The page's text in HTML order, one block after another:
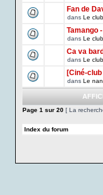
Fan de
dans Le
Tamango
dans Le
Ca va
dans Le
[Ciné-
dans Le
Page 1 sur 20 [ La
Index du forum